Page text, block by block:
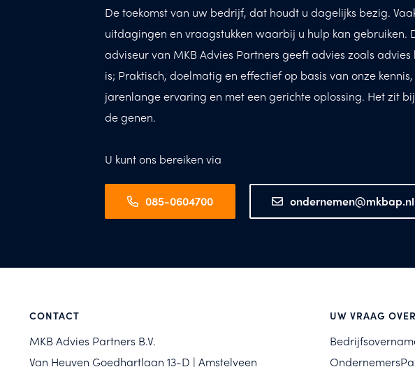
De toekomst van uw bedrijf, dat houdt u dagelijks bezig.
uitdagingen en vraagstukken waarbij u hulp kan gebruiken.
adviseur van MKB Advies Partners geeft advies zoals
is; Praktisch, doelmatig en effectief op basis van onze
jarenlange ervaring en met een gerichte oplossing. Het zit
de genen.
U kunt ons bereiken via
085-0604700 ondernemen@mkbap.nl
CONTACT
MKB Advies Partners B.V.
Van Heuven Goedhartlaan 13-D | Amstelveen
UW VRAAG OVER